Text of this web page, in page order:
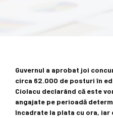
Guvernul a aprobat joi
circa 62.000 de posturi în
Ciolacu declarând că este
angajate pe perioadă
încadrate la plata cu ora, iar